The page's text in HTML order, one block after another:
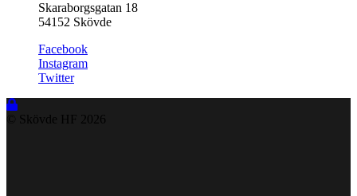
Skaraborgsgatan 18
54152 Skövde
Facebook
Instagram
Twitter
© Skövde HF 2026